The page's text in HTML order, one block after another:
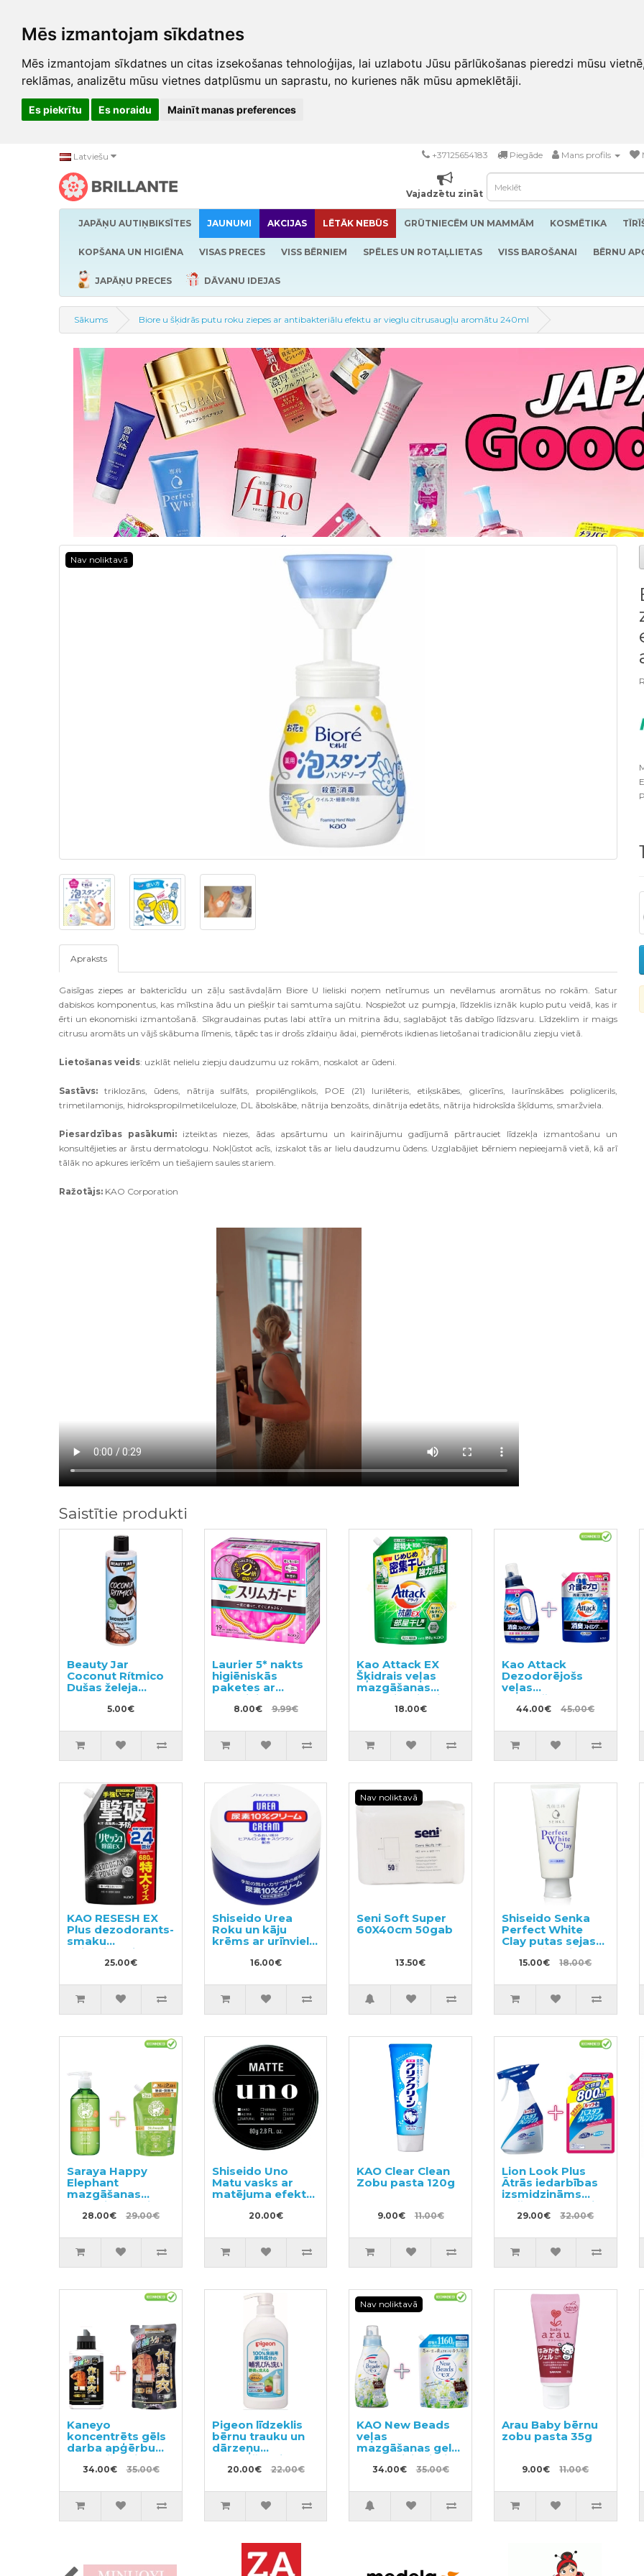
Mēs izmantojam sīkdatnes
Mēs izmantojam sīkdatnes un citas izsekošanas tehnoloģijas, lai uzlabotu Jūsu pārlūkošanas pieredzi mūsu
reklāmas, analizētu mūsu vietnes datplūsmu un saprastu, no kurienes nāk mūsu apmeklētāji.
Es piekrītu Es noraidu Mainīt manas preferences
Latviešu +37125654183 Piegāde Mans profils
Vajadzētu zināt
JAPĀŅU AUTIŅBIKSĪTES JAUNUMI AKCIJAS LĒTĀK NEBŪS GRŪTNIECĒM UN MAMMĀM KOSMĒTIKA
KOPŠANA UN HIGIĒNA VISAS PRECES VISS BĒRNIEM SPĒLES UN ROTAĻLIETAS VISS BAROŠANAI BĒRNU
JAPĀŅU PRECES DĀVANU IDEJAS
Sākums Biore u šķidrās putu roku ziepes ar antibakteriālu efektu ar vieglu citrusaugļu aromātu 240ml
Nav noliktavā
Apraksts
Gaisīgas ziepes ar baktericīdu un zāļu sastāvdaļām Biore U lieliski noņem netīrumus un nevēlamus aromātus no rokām. Satur
dabiskos komponentus, kas mīkstina ādu un piešķir tai samtuma sajūtu. Nospiežot uz pumpja, līdzeklis iznāk kuplo putu veidā, kas ir
ērti un ekonomiski izmantošanā. Sīkgraudainas putas labi attīra un mitrina ādu, saglabājot tās dabīgo līdzsvaru. Līdzeklim ir maigs
citrusu aromāts un vājš skābuma līmenis, tāpēc tas ir drošs zīdaiņu ādai, piemērots ikdienas lietošanai tradicionālu ziepju vietā.
Lietošanas veids: uzklāt nelielu ziepju daudzumu uz rokām, noskalot ar ūdeni.
Sastāvs: triklozāns, ūdens, nātrija sulfāts, propilēnglikols, POE (21) lurilēteris, etiķskābes, glicerīns, laurīnskābes poliglicerils,
trimetilamonijs, hidrokspropilmetilceluloze, DL ābolskābe, nātrija benzoāts, dinātrija edetāts, nātrija hidroksīda šķīdums, smaržviela.
Piesardzības pasākumi: izteiktas niezes, ādas apsārtumu un kairinājumu gadījumā pārtrauciet līdzekļa izmantošanu un
konsultējieties ar ārstu dermatologu. Nokļūstot acīs, izskalot tās ar lielu daudzumu ūdens. Uzglabājiet bērniem nepieejamā vietā, kā arī
tālāk no apkures ierīcēm un tiešajiem saules stariem.
Ražotājs: KAO Corporation
Saistītie produkti
Beauty Jar
Coconut Rítmico
Dušas želeja
5.00€
Laurier 5* nakts
higiēniskās
paketes ar
spārniņiem 25cm
19gab8.00€ 9.99€
Kao Attack EX
Šķidrais veļas
mazgāšanas
līdzeklis, pildviela
18.00€
Kao Attack
Dezodorējošs
veļas
mazgāšanas gels
720g + pildviela
44.00€ 45.00€
KAO RESESH EX
Plus dezodorants-
smaku
neitralizētājs
sporta un darba
pildviela 680ml
25.00€
Shiseido Urea
Roku un kāju
krēms ar urīnvielu
16.00€
Nav noliktavā
Seni Soft Super
60X40cm 50gab
13.50€
Shiseido Senka
Perfect White
Clay putas sejas
mazgāšanai ar
balto mālu 120g
15.00€ 18.00€
Saraya Happy
Elephant
mazgāšanas
līdzeklis traukiem,
dārzeņiem un
pildviela 500ml
28.00€ 29.00€
Shiseido Uno
Matu vasks ar
matējuma efektu
20.00€
KAO Clear Clean
Zobu pasta 120g
9.00€ 11.00€
Lion Look Plus
Ātrās iedarbības
izsmidzināms
tīrīšanas līdzeklis
vannasistabai ar
500ml + pildviela
800ml
29.00€ 32.00€
Kaneyo
koncentrēts gēls
darba apģērbu
mazgāšanai
500ml + pildviela
34.00€ 35.00€
Pigeon līdzeklis
bērnu trauku un
dārzeņu
mazgāšanai ar
dozatoru 800ml
20.00€ 22.00€
Nav noliktavā
KAO New Beads
veļas
mazgāšanas gels
ar kondicionieri
740g +pildviela
34.00€ 35.00€
Arau Baby bērnu
zobu pasta 35g
9.00€ 11.00€